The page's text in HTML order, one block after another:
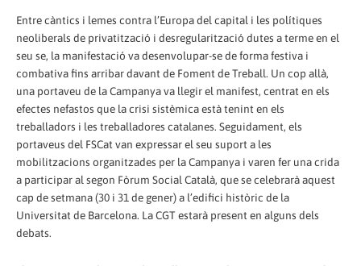
Entre càntics i lemes contra l’Europa del capital i les polítiques
neoliberals de privatització i desregularització dutes a terme en el
seu se, la manifestació va desenvolupar-se de forma festiva i
combativa fins arribar davant de Foment de Treball. Un cop allà,
una portaveu de la Campanya va llegir el manifest, centrat en els
efectes nefastos que la crisi sistèmica està tenint en els
treballadors i les treballadores catalanes. Seguidament, els
portaveus del FSCat van expressar el seu suport a les
mobilitzacions organitzades per la Campanya i varen fer una crida
a participar al segon Fòrum Social Català, que se celebrarà aquest
cap de setmana (30 i 31 de gener) a l’edifici històric de la
Universitat de Barcelona. La CGT estarà present en alguns dels
debats.